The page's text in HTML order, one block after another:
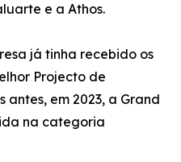
e a Athos.
já tinha recebido os
Projecto de
antes, em 2023, a Grand
na categoria